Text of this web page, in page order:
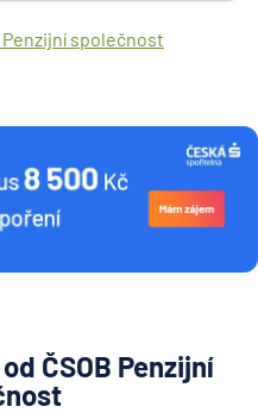
Penzijní společnost
ČSOB Penzijní